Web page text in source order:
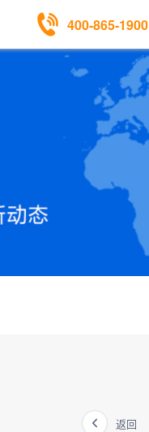
400-865-1900
返回